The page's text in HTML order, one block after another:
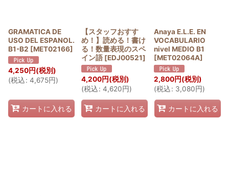
GRAMATICA DE
USO DEL ESPANOL.
B1-B2 [MET02166]
4,250円(税別)
(税込: 4,675円)
カートに入れる
【スタッフおすす
め！】読める！書け
る！数量表現のスペ
イン語 [EDJ00521]
4,200円(税別)
(税込: 4,620円)
カートに入れる
Anaya E.L.E. EN
VOCABULARIO
nivel MEDIO B1
[MET02064A]
2,800円(税別)
(税込: 3,080円)
カートに入れる